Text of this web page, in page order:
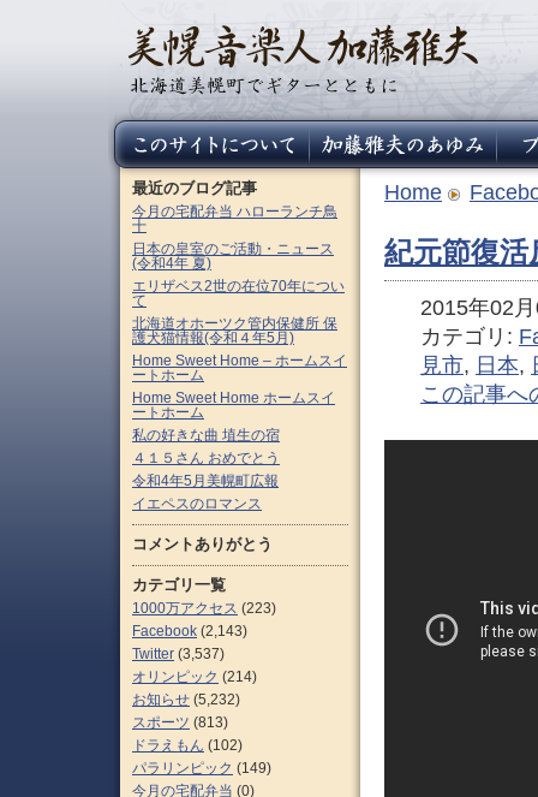
Home
紀元節復活
2015年02
カテゴリ:
見市, 日本,
この記事へ
最近のブログ記事
今月の宅配弁当 ハローランチ鳥
十
日本の皇室のご活動・ニュース
(令和4年 夏)
エリザベス2世の在位70年につい
て
北海道オホーツク管内保健所 保
護犬猫情報(令和４年5月)
Home Sweet Home – ホームスイ
ートホーム
Home Sweet Home ホームスイ
ートホーム
私の好きな曲 埴生の宿
４１５さん おめでとう
令和4年5月美幌町広報
イエペスのロマンス
コメントありがとう
カテゴリ一覧
1000万アクセス (223)
Facebook (2,143)
Twitter (3,537)
オリンピック (214)
お知らせ (5,232)
スポーツ (813)
ドラえもん (102)
パラリンピック (149)
今月の宅配弁当 (0)